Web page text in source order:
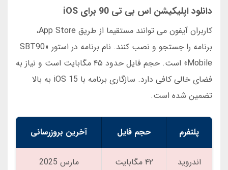
دانلود اپلیکیشن اس بی تی 90 برای iOS
کاربران آیفون می توانند مستقیما از طریق App Store،
برنامه را جستجو و نصب کنند. نام برنامه در استور «SBT90
Mobile» است. حجم فایل حدود ۴۵ مگابایت است و نیاز به
فضای خالی کافی دارد. سازگاری برنامه با iOS 15 به بالا
تضمین شده است.
پلتفرم حجم فایل آخرین بروزرسانی
اندروید ۴۲ مگابایت مارس 2025